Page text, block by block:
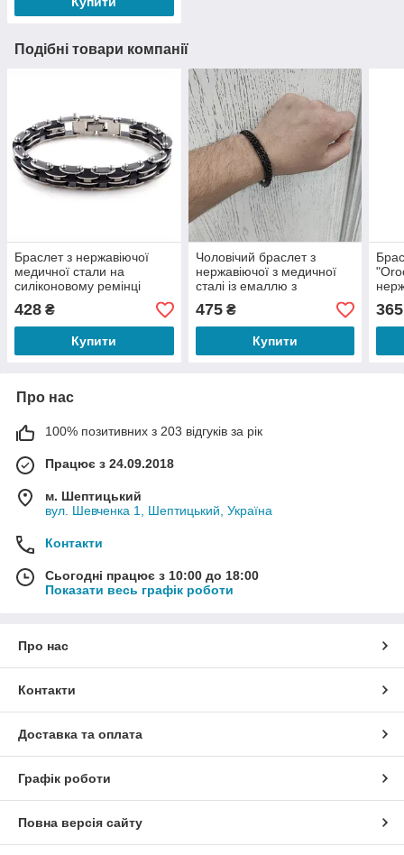
Подібні товари компанії
Браслет з нержавіючої
медичної стали на
силіконовому ремінці
«Фелиджио»
428 ₴
Купити
Чоловічий браслет з
нержавіючої з медичної
сталі із емаллю з
ланцюжка "Акорд"
шириною 9 мм
475₴
Купити
365
Про нас
100% позитивних з 203 відгуків за рік
Працює з 24.09.2018
м. Шептицький
вул. Шевченка 1, Шептицький, Україна
Контакти
Сьогодні працює з 10:00 до 18:00
Показати весь графік роботи
Про нас
Контакти
Доставка та оплата
Графік роботи
Повна версія сайту